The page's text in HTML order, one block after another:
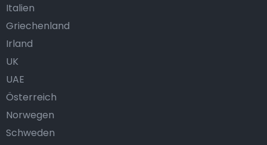
Italien
Griechenland
Irland
UK
UAE
Österreich
Norwegen
Schweden